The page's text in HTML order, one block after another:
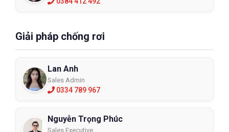
Giải pháp chống rơi
Lan Anh
Sales Admin
0334 789 967
Nguyễn Trọng Phúc
Sales Executive